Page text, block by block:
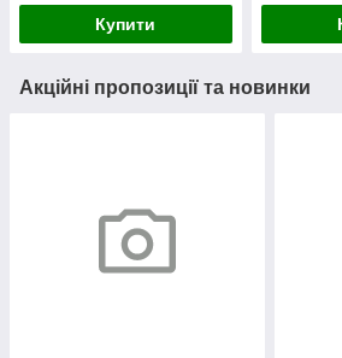
Купити
Акційні пропозиції та новинки